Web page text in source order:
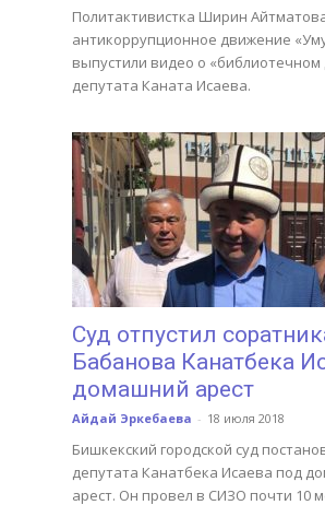
Политактивистка Ширин
антикоррупционное движение
выпустили видео о «библиотечном
депутата Каната Исаева.
Суд отпустил
Бабанова Канатбека
домашний арест
Айдай Эркебаева - 18 июля 2018
Бишкекский городской суд
депутата Канатбека Исаева под
арест. Он провел в СИЗО почти 10